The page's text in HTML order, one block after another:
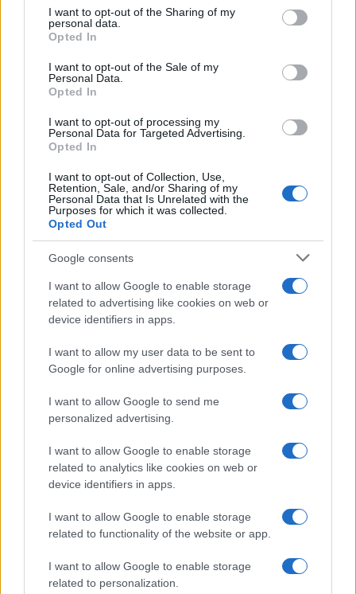
not limited to your visit or usage behaviour. You may click to
grant or deny consent to Google and its third-party tags to
use your data for below specified purposes in below Google
consent section.
I want to opt-out of the Sharing of my
personal data.
Opted In
I want to opt-out of the Sale of my
Personal Data.
Opted In
I want to opt-out of processing my
Personal Data for Targeted Advertising.
Opted In
I want to opt-out of Collection, Use,
Retention, Sale, and/or Sharing of my
Personal Data that Is Unrelated with the
Purposes for which it was collected.
Opted Out
Google consents
I want to allow Google to enable storage
related to advertising like cookies on web or
device identifiers in apps.
I want to allow my user data to be sent to
Google for online advertising purposes.
I want to allow Google to send me
personalized advertising.
I want to allow Google to enable storage
related to analytics like cookies on web or
device identifiers in apps.
I want to allow Google to enable storage
related to functionality of the website or app.
I want to allow Google to enable storage
related to personalization.
collabora con camerali locali e cura
newsletter economiche territoriali.
B2B NEWS